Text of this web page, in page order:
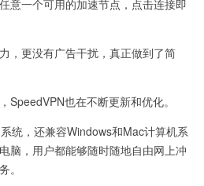
意一个可用的加速节点，点击连接即
更没有广告干扰，真正做到了简
也在不断更新和优化。
，还兼容Windows和Mac计算机系
脑，用户都能够随时随地自由网上冲
。